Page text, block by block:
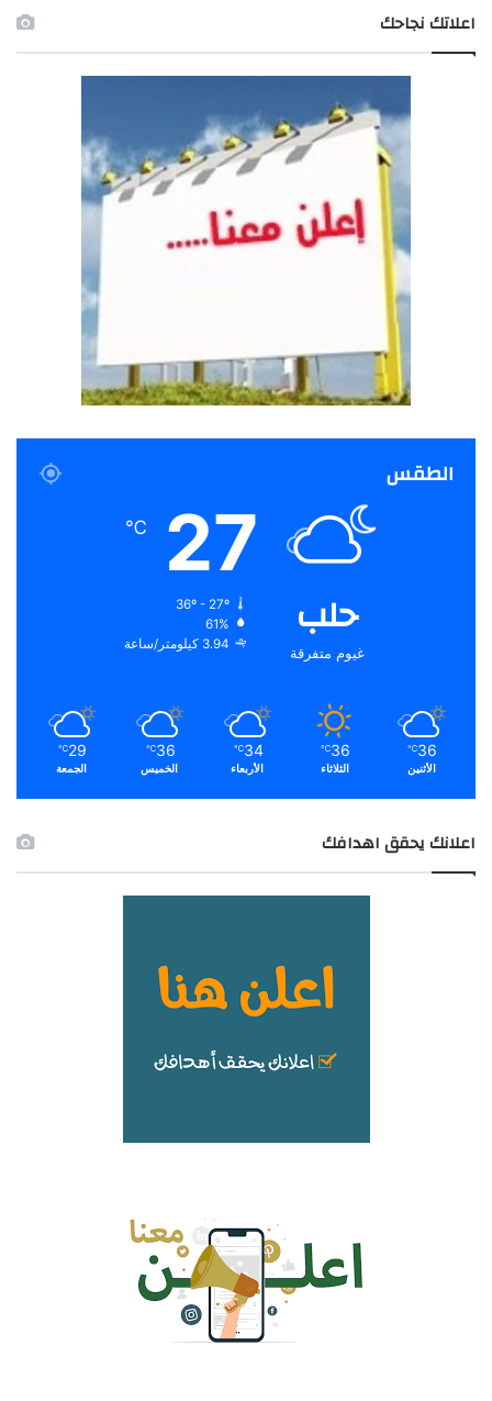
اعلاتك نجاحك
الطقس
حلب
غيوم متفرقة
27
℃
36º - 27º
61%
3.94 كيلومتر/ساعة
36
℃
الأثنين
36
℃
الثلاثاء
34
℃
الأربعاء
36
℃
الخميس
29
℃
الجمعة
اعلانك يحقق اهدافك